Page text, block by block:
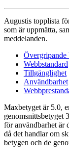
Augustis topplista
som är uppmätta,
meddelanden.
Övergripande
Webbstandard
Tillgänglighet
Användbarhet
Maxbetyget är 5.0,
genomsnittsbetyget
för användbarhet är
då det handlar om
betygen och de